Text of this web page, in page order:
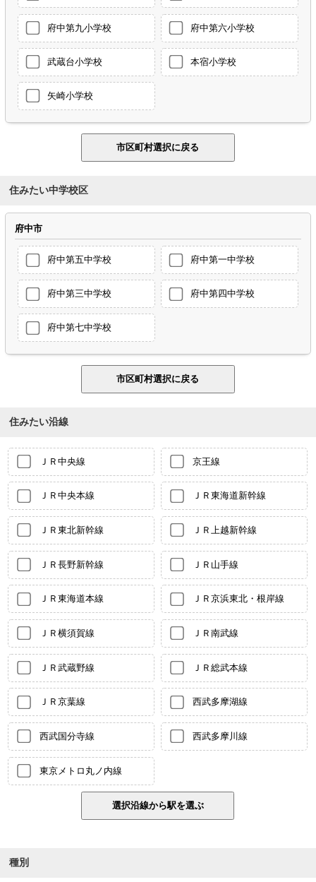
府中第九小学校 府中第六小学校
武蔵台小学校 本宿小学校
矢崎小学校
住みたい中学校区
府中市
府中第五中学校 府中第一中学校
府中第三中学校 府中第四中学校
府中第七中学校
住みたい沿線
ＪＲ中央線 京王線
ＪＲ中央本線 ＪＲ東海道新幹線
ＪＲ東北新幹線 ＪＲ上越新幹線
ＪＲ長野新幹線 ＪＲ山手線
ＪＲ東海道本線 ＪＲ京浜東北・根岸線
ＪＲ横須賀線 ＪＲ南武線
ＪＲ武蔵野線 ＪＲ総武本線
ＪＲ京葉線 西武多摩湖線
西武国分寺線 西武多摩川線
東京メトロ丸ノ内線
種別